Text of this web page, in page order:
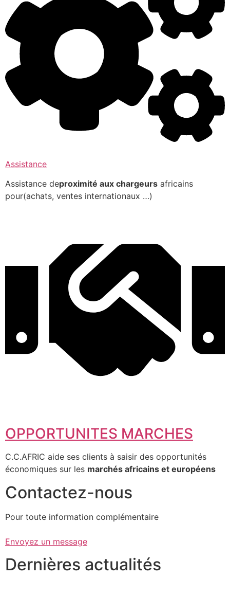
Assistance
Assistance deproximité aux chargeurs africains
pour(achats, ventes internationaux …)
OPPORTUNITES MARCHES
C.C.AFRIC aide ses clients à saisir des opportunités
économiques sur les marchés africains et européens
Contactez-nous
Pour toute information complémentaire
Envoyez un message
Dernières actualités